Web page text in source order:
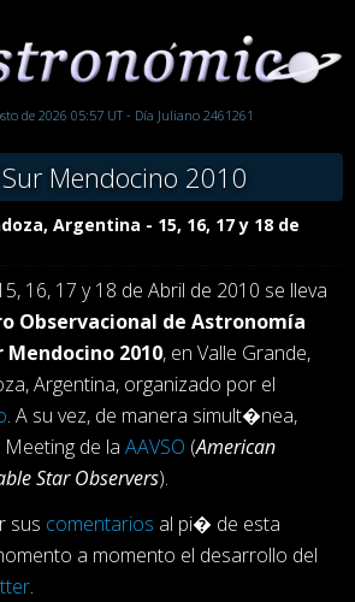
de 2026 05:57 UT - Día Juliano 2461261
Mendocino 2010
Argentina - 15, 16, 17 y 18 de
16, 17 y 18 de Abril de 2010 se lleva
Observacional de Astronomía
2010, en Valle Grande,
Argentina, organizado por el
. A su vez, de manera simult�nea,
de la AAVSO (American
Star Observers).
sus comentarios al pi� de esta
a momento el desarrollo del
.